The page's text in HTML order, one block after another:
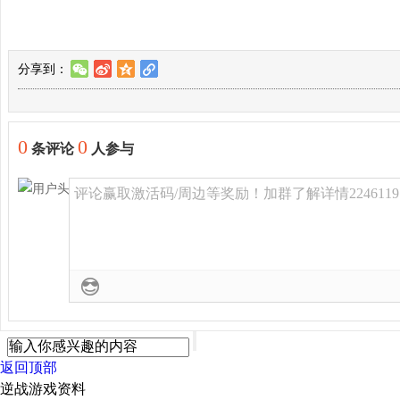
分享到： w t z l
0 条评论0 人参与
评论赢取激活码/周边等奖励！加群了解详情
返回顶部
逆战游戏资料